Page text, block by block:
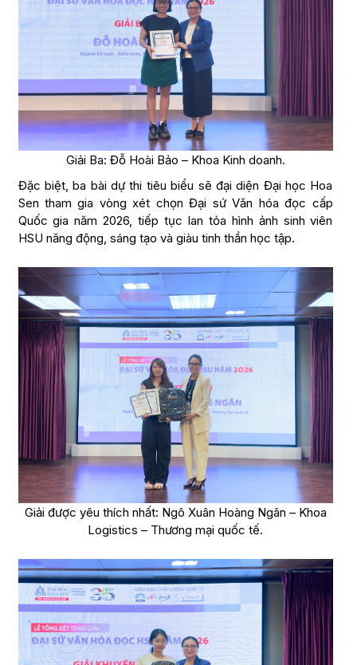
Giải Ba: Đỗ Hoài Bảo – Khoa Kinh doanh.
Đặc biệt, ba bài dự thi tiêu biểu sẽ đại diện Đại học Hoa
Sen tham gia vòng xét chọn Đại sứ Văn hóa đọc cấp
Quốc gia năm 2026, tiếp tục lan tỏa hình ảnh sinh viên
HSU năng động, sáng tạo và giàu tinh thần học tập.
Giải được yêu thích nhất: Ngô Xuân Hoàng Ngân – Khoa
Logistics – Thương mại quốc tế.